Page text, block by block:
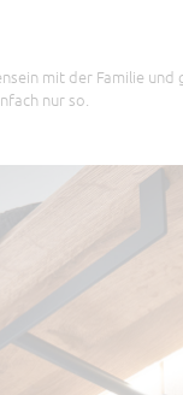
mit der Familie und
nur so.